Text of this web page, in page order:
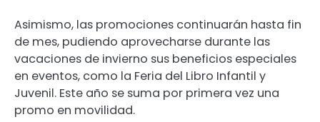
Asimismo, las promociones continuarán hasta fin
de mes, pudiendo aprovecharse durante las
vacaciones de invierno sus beneficios especiales
en eventos, como la Feria del Libro Infantil y
Juvenil. Este año se suma por primera vez una
promo en movilidad.